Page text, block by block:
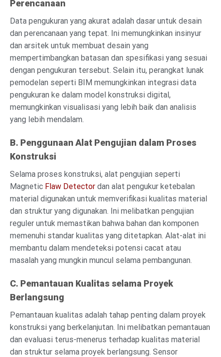
Perencanaan
Data pengukuran yang akurat adalah dasar untuk desain
dan perencanaan yang tepat. Ini memungkinkan insinyur
dan arsitek untuk membuat desain yang
mempertimbangkan batasan dan spesifikasi yang sesuai
dengan pengukuran tersebut. Selain itu, perangkat lunak
pemodelan seperti BIM memungkinkan integrasi data
pengukuran ke dalam model konstruksi digital,
memungkinkan visualisasi yang lebih baik dan analisis
yang lebih mendalam.
B. Penggunaan Alat Pengujian dalam Proses
Konstruksi
Selama proses konstruksi, alat pengujian seperti
Magnetic Flaw Detector dan alat pengukur ketebalan
material digunakan untuk memverifikasi kualitas material
dan struktur yang digunakan. Ini melibatkan pengujian
reguler untuk memastikan bahwa bahan dan komponen
memenuhi standar kualitas yang ditetapkan. Alat-alat ini
membantu dalam mendeteksi potensi cacat atau
masalah yang mungkin muncul selama pembangunan.
C. Pemantauan Kualitas selama Proyek
Berlangsung
Pemantauan kualitas adalah tahap penting dalam proyek
konstruksi yang berkelanjutan. Ini melibatkan pemantauan
dan evaluasi terus-menerus terhadap kualitas material
dan struktur selama proyek berlangsung. Sensor